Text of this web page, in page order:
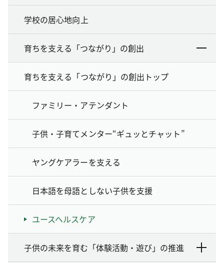
学校の居心地向上
育ちを支える「つながり」の創出
育ちを支える「つながり」の創出トップ
ファミリー・アテンダント
子供・子育てメンター“ギュッとチャット”
ヤングケアラーを支える
日本語を母語としない子供を支援
ユースヘルスケア
子供の未来を育む「体験活動・遊び」の推進